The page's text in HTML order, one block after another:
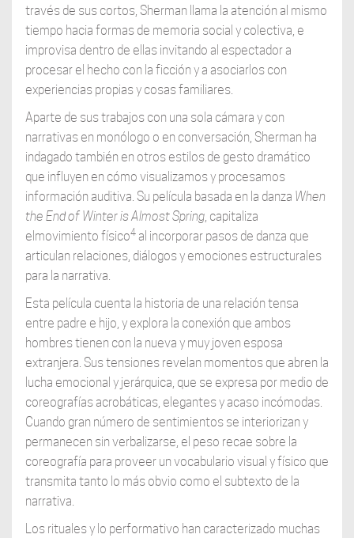
través de sus cortos, Sherman llama la atención al mismo
tiempo hacia formas de memoria social y colectiva, e
improvisa dentro de ellas invitando al espectador a
procesar el hecho con la ficción y a asociarlos con
experiencias propias y cosas familiares.
Aparte de sus trabajos con una sola cámara y con
narrativas en monólogo o en conversación, Sherman ha
indagado también en otros estilos de gesto dramático
que influyen en cómo visualizamos y procesamos
información auditiva. Su película basada en la danza When
the End of Winter is Almost Spring, capitaliza
elmovimiento físico4al incorporar pasos de danza que
articulan relaciones, diálogos y emociones estructurales
para la narrativa.
Esta película cuenta la historia de una relación tensa
entre padre e hijo, y explora la conexión que ambos
hombres tienen con la nueva y muy joven esposa
extranjera. Sus tensiones revelan momentos que abren la
lucha emocional y jerárquica, que se expresa por medio de
coreografías acrobáticas, elegantes y acaso incómodas.
Cuando gran número de sentimientos se interiorizan y
permanecen sin verbalizarse, el peso recae sobre la
coreografía para proveer un vocabulario visual y físico que
transmita tanto lo más obvio como el subtexto de la
narrativa.
Los rituales y lo performativo han caracterizado muchas